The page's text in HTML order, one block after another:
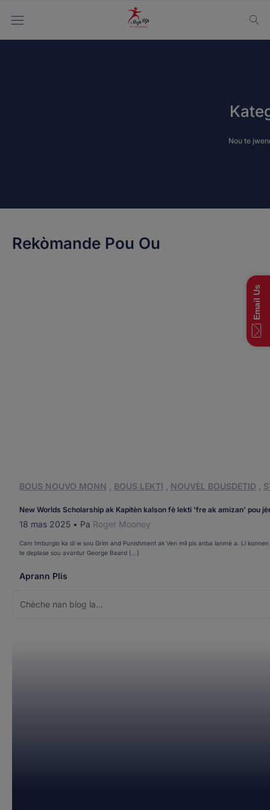
Nou te
Rekòmande Pou Ou
BOUS NOUVO MONN BOUS LEKTI NOUVÈL BOUSDETID
New Worlds Scholarship ak Kapitèn kalson fè lekti 'fre ak amizan' pou
18 mas 2025 • Pa Roger Mooney
Cam Imburgio ka di w sou Grim and Punishment ak Ven mil pis anba lanmè a. Li
te deplase sou avantur George Beard [...]
Aprann Plis
pou:
Email Us